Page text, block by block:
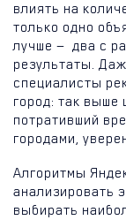
влиять на
только одно
лучше — два с
результаты.
специалисты
город: так выше
потративший
городами,
Алгоритмы
анализировать
выбирать